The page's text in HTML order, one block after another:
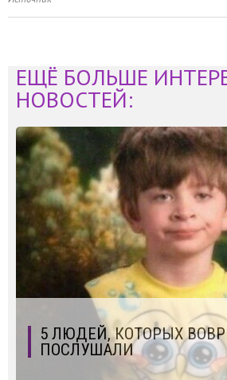
ЕЩЁ БОЛЬШЕ
НОВОСТЕЙ:
5 ЛЮДЕЙ, КОТОРЫХ
ПОСЛУШАЛИ